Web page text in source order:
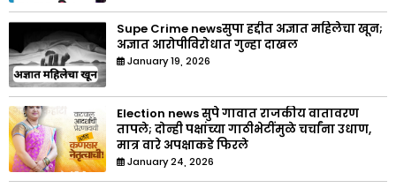
Supe Crime newsसुपा हद्दीत अज्ञात महिलेचा खून;
अज्ञात आरोपीविरोधात गुन्हा दाखल
January 19, 2026
Election news सुपे गावात राजकीय वातावरण
तापले; दोन्ही पक्षांच्या गाठीभेटींमुळे चर्चांना उधाण,
मात्र वारे अपक्षाकडे फिरले
January 24, 2026